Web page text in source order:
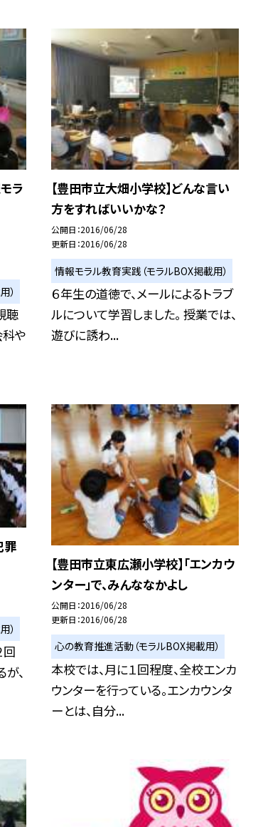
ラ
）
聴
科や
【豊田市立大畑小学校】どんな言い
方をすればいいかな？
公開日 2016/06/28
更新日 2016/06/28
情報モラル教育実践（モラルBOX掲載用）
６年生の道徳で、メールによるトラブ
ルについて学習しました。 授業では、
遊びに誘わ...
罪
）
、
【豊田市立東広瀬小学校】「エンカウ
ンター」で、みんななかよし
公開日 2016/06/28
更新日 2016/06/28
心の教育推進活動（モラルBOX掲載用）
本校では、月に１回程度、全校エンカ
ウンターを行っている。エンカウンタ
ーとは、自分...